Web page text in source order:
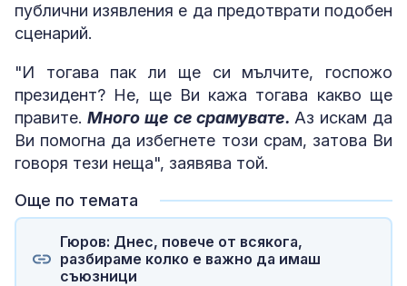
публични изявления е да предотврати подобен
сценарий.
"И тогава пак ли ще си мълчите, госпожо
президент? Не, ще Ви кажа тогава какво ще
правите. Много ще се срамувате. Аз искам да
Ви помогна да избегнете този срам, затова Ви
говоря тези неща", заявява той.
Още по темата
Гюров: Днес, повече от всякога,
разбираме колко е важно да имаш
съюзници